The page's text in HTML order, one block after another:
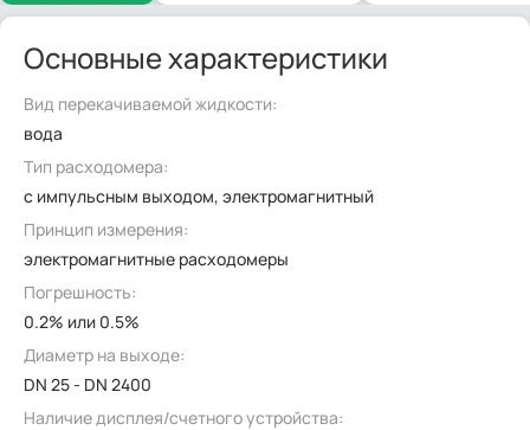
Основные характеристики
Вид перекачиваемой жидкости:
вода
Тип расходомера:
с импульсным выходом, электромагнитный
Принцип измерения:
электромагнитные расходомеры
Погрешность:
0.2% или 0.5%
Диаметр на выходе:
DN 25 - DN 2400
Наличие дисплея/счетного устройства: